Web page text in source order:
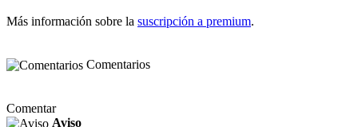
Más información sobre la suscripción a premium.
Comentarios
Comentar
Aviso